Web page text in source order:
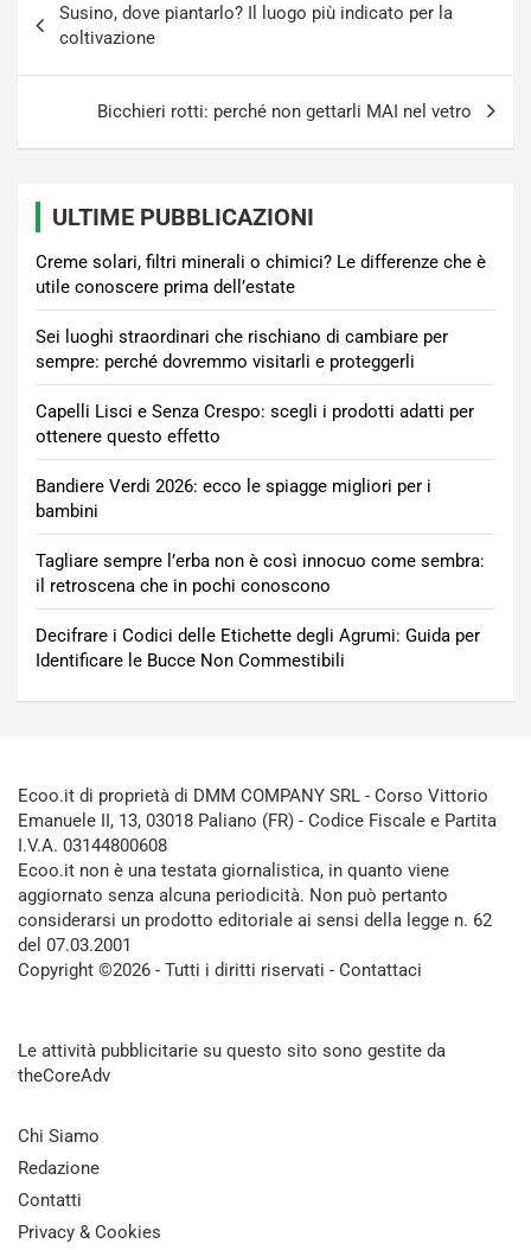
articoli
Susino, dove piantarlo? Il luogo più indicato per la
coltivazione
Bicchieri rotti: perché non gettarli MAI nel vetro
ULTIME PUBBLICAZIONI
Creme solari, filtri minerali o chimici? Le differenze che è
utile conoscere prima dell’estate
Sei luoghi straordinari che rischiano di cambiare per
sempre: perché dovremmo visitarli e proteggerli
Capelli Lisci e Senza Crespo: scegli i prodotti adatti per
ottenere questo effetto
Bandiere Verdi 2026: ecco le spiagge migliori per i
bambini
Tagliare sempre l’erba non è così innocuo come sembra:
il retroscena che in pochi conoscono
Decifrare i Codici delle Etichette degli Agrumi: Guida per
Identificare le Bucce Non Commestibili
Ecoo.it di proprietà di DMM COMPANY SRL - Corso Vittorio
Emanuele II, 13, 03018 Paliano (FR) - Codice Fiscale e Partita
I.V.A. 03144800608
Ecoo.it non è una testata giornalistica, in quanto viene
aggiornato senza alcuna periodicità. Non può pertanto
considerarsi un prodotto editoriale ai sensi della legge n. 62
del 07.03.2001
Copyright ©2026 - Tutti i diritti riservati - Contattaci
Le attività pubblicitarie su questo sito sono gestite da
theCoreAdv
Chi Siamo
Redazione
Contatti
Privacy & Cookies